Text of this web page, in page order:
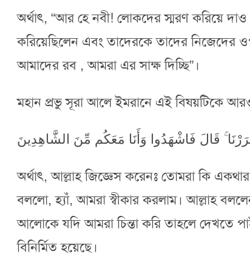
অর্থাৎ, “আর হে নবী! লোকদের স্মরণ করিয়ে
করিয়েছিলেন এবং তাদেরকে তাদের নিজেদের
আমাদের রব , আমরা এর সাক্ষ দিচ্ছি”।
মহান প্রভু সূরা আলে ইমরানে এই বিষয়টিকে
قَالَ فَاشْهَدُوا وَأَنَا مَعَكُم مِّنَ الشَّاهِدِينَ
অর্থাৎ, আল্লাহ জিজ্ঞেস করেনঃ তোমরা কি
বললো, হ্যাঁ, আমরা স্বীকার করলাম। আল্লাহ
আলোকে যদি আমরা চিন্তা করি তাহলে দেখতে
বিনির্মিত হয়েছে।